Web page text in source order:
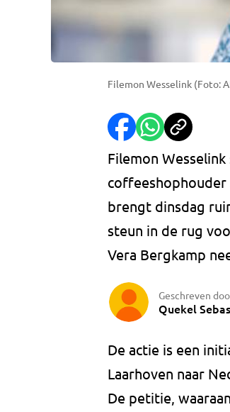
Filemon Wesselink (Foto:
Filemon
coffeeshophouder
brengt dinsdag
steun in de rug
Vera Bergkamp
Geschreven
Quekel
De actie is een
Laarhoven naar
De petitie,